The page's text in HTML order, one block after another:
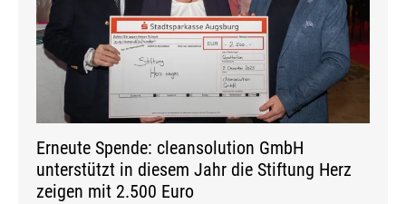
Erneute Spende: cleansolution GmbH
unterstützt in diesem Jahr die Stiftung Herz
zeigen mit 2.500 Euro